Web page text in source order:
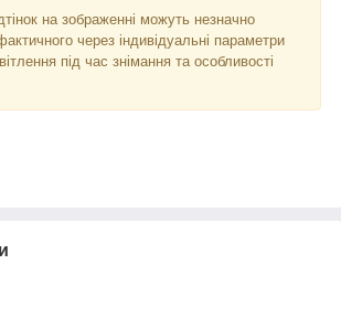
на зображенні можуть незначно
через індивідуальні параметри
під час знімання та особливості